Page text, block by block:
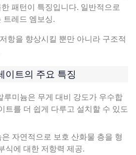
패턴이 특징입니다. 일반적으로
트레드 엠보싱.
항을 향상시킬 뿐만 아니라 구조적
이트의 주요 특징
루미늄은 무게 대비 강도가 우수합
트를 더 쉽게 다루고 설치할 수 있도
자연적으로 보호 산화물 층을 형
식에 대한 저항력 제공.